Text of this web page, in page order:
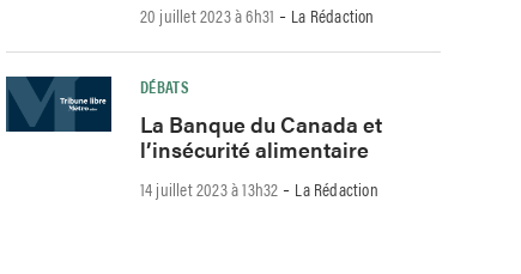
20 juillet 2023 à 6h31 - La Rédaction
DÉBATS
La Banque du Canada et
l’insécurité alimentaire
14 juillet 2023 à 13h32 - La Rédaction